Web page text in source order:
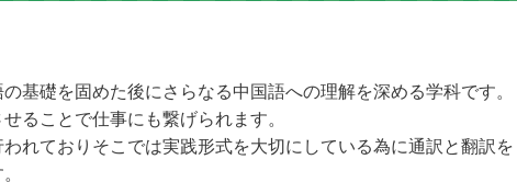
基礎を固めた後にさらなる中国語への理解を深める学科です。
ることで仕事にも繋げられます。
れておりそこでは実践形式を大切にしている為に通訳と翻訳を